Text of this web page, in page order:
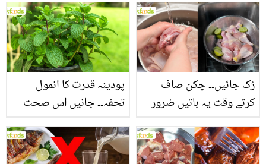
منرلز اور اینٹی آکسیڈنٹس
سے بھرپور اس سبزی کے
فائدے
بنانے کے چند قدرتی طریقے
پودینہ قدرت کا انمول
تحفہ۔۔ جانیں اس صحت
انگیز طبی فوائد
رُک جائیں۔۔ چکن صاف
کرتے وقت یہ باتیں ضرور